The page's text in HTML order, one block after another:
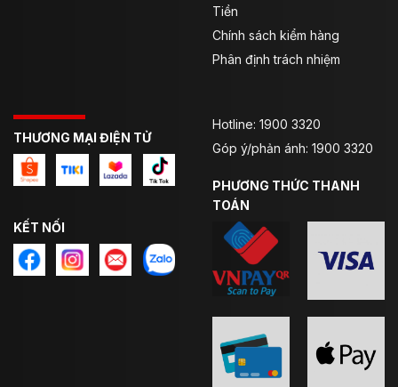
Tiền
Chính sách kiểm hàng
Phân định trách nhiệm
THƯƠNG MẠI ĐIỆN TỬ
KẾT NỐI
Hotline: 1900 3320
Góp ý/phản ánh: 1900 3320
PHƯƠNG THỨC THANH
TOÁN